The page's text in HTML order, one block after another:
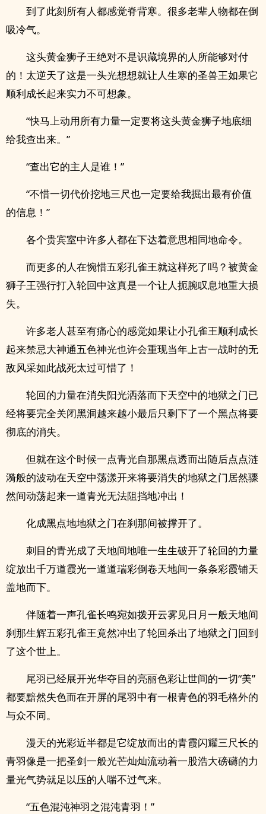
到了此刻所有人都感觉脊背寒。很多老辈人物都在倒
吸冷气。
这头黄金狮子王绝对不是识藏境界的人所能够对付
的！太逆天了这是一头光想想就让人生寒的圣兽王如果它
顺利成长起来实力不可想象。
“快马上动用所有力量一定要将这头黄金狮子地底细
给我查出来。”
“查出它的主人是谁！”
“不惜一切代价挖地三尺也一定要给我掘出最有价值
的信息！”
各个贵宾室中许多人都在下达着意思相同地命令。
而更多的人在惋惜五彩孔雀王就这样死了吗？被黄金
狮子王强行打入轮回中这真是一个让人扼腕叹息地重大损
失。
许多老人甚至有痛心的感觉如果让小孔雀王顺利成长
起来禁忌大神通五色神光也许会重现当年上古一战时的无
敌风采如此战死太过可惜了！
轮回的力量在消失阳光洒落而下天空中的地狱之门已
经将要完全关闭黑洞越来越小最后只剩下了一个黑点将要
彻底的消失。
但就在这个时候一点青光自那黑点透而出随后点点涟
漪般的波动在天空中荡漾开来将要消失的地狱之门居然骤
然间动荡起来一道青光无法阻挡地冲出！
化成黑点地地狱之门在刹那间被撑开了。
刺目的青光成了天地间地唯一生生破开了轮回的力量
绽放出千万道霞光一道道瑞彩倒卷天地间一条条彩霞铺天
盖地而下。
伴随着一声孔雀长鸣宛如拨开云雾见日月一般天地间
刹那生辉五彩孔雀王竟然冲出了轮回杀出了地狱之门回到
了这个世上。
尾羽已经展开光华夺目的亮丽色彩让世间的一切“美”
都要黯然失色而在开屏的尾羽中有一根青色的羽毛格外的
与众不同。
漫天的光彩近半都是它绽放而出的青霞闪耀三尺长的
青羽像是一把圣剑一般光芒灿灿流动着一股浩大磅礴的力
量光气势就足以压的人喘不过气来。
“五色混沌神羽之混沌青羽！”